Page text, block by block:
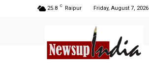
25.8 C Raipur Friday, August 7, 2026